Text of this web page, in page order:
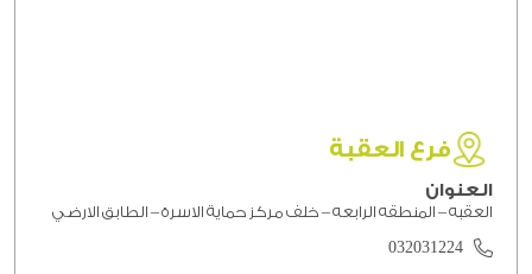
فرع العقبة
العنوان
العقبه – المنطقه الرابعه – خلف مركز حماية الاسرة – الطابق الارضي
032031224